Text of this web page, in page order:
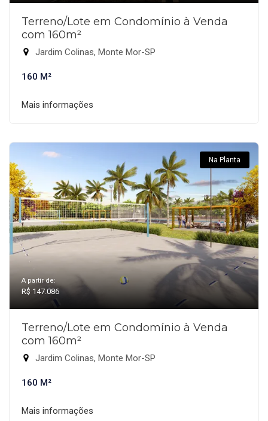
Terreno/Lote em Condomínio à Venda
com 160m²
Jardim Colinas, Monte Mor-SP
160 M²
Mais informações
Na Planta
A partir de:
R$ 147.086
Terreno/Lote em Condomínio à Venda
com 160m²
Jardim Colinas, Monte Mor-SP
160 M²
Mais informações